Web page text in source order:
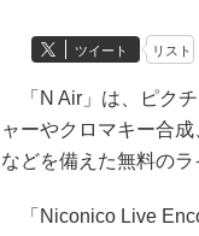
ツイート リスト
「N Air」は、ピク
ャーやクロマキー合
などを備えた無料のラ
「Niconico Live